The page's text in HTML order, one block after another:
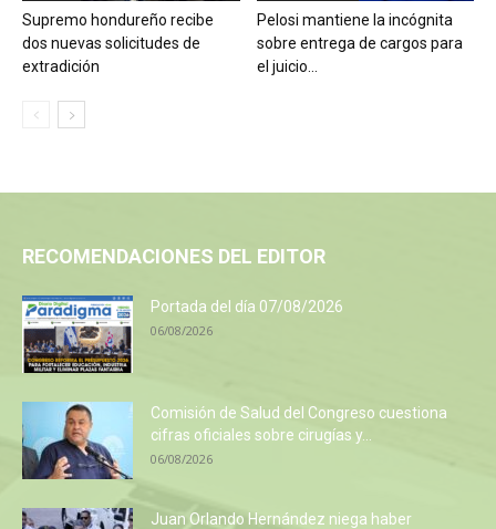
Supremo hondureño recibe
dos nuevas solicitudes de
extradición
Pelosi mantiene la incógnita
sobre entrega de cargos para
el juicio...
RECOMENDACIONES DEL EDITOR
Portada del día 07/08/2026
06/08/2026
Comisión de Salud del Congreso cuestiona
cifras oficiales sobre cirugías y...
06/08/2026
Juan Orlando Hernández niega haber